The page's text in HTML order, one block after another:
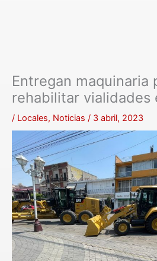
Entregan maquinaria
rehabilitar vialidades
/ Locales, Noticias / 3 abril, 2023